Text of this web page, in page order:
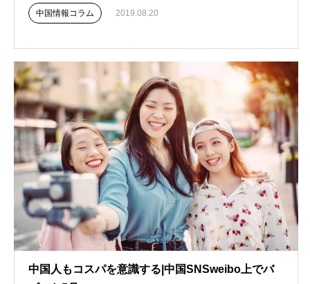
中国情報コラム 2019.08.20
中国人もコスパを意識する|中国SNSweibo上でバ